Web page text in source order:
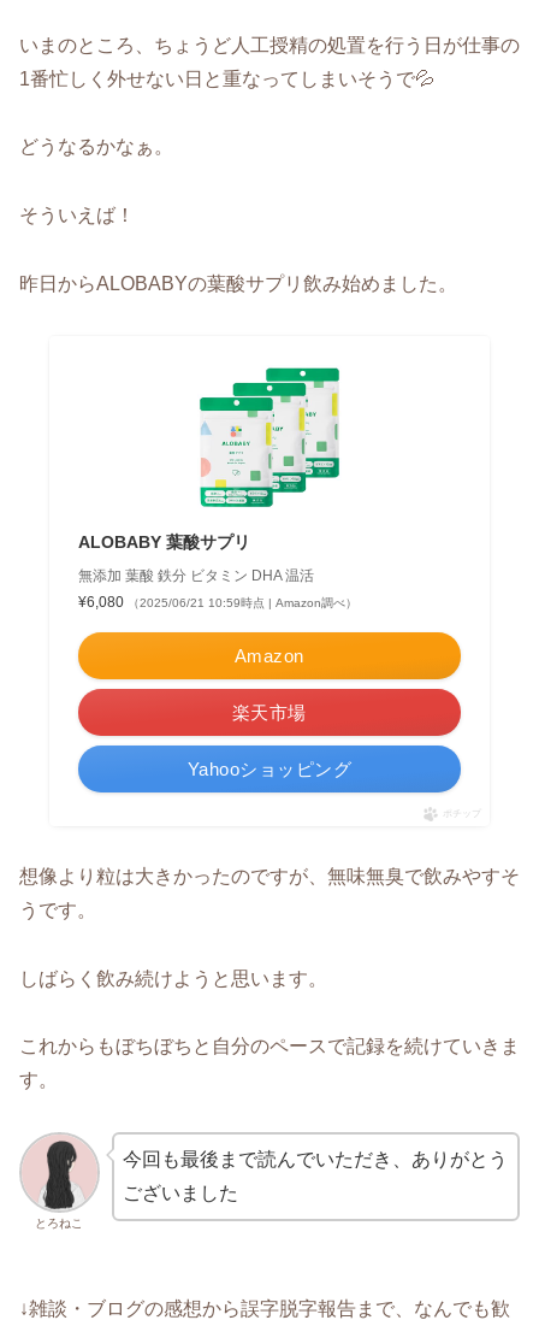
いまのところ、ちょうど人工授精の処置を行う日が仕事の
1番忙しく外せない日と重なってしまいそうで💦
どうなるかなぁ。
そういえば！
昨日からALOBABYの葉酸サプリ飲み始めました。
ALOBABY 葉酸サプリ
無添加 葉酸 鉄分 ビタミン DHA 温活
¥6,080
（2025/06/21 10:59時点 | Amazon調べ）
Amazon
楽天市場
Yahooショッピング
ポチップ
想像より粒は大きかったのですが、無味無臭で飲みやすそ
うです。
しばらく飲み続けようと思います。
これからもぼちぼちと自分のペースで記録を続けていきま
す。
とろねこ
今回も最後まで読んでいただき、ありがとう
ございました
↓雑談・ブログの感想から誤字脱字報告まで、なんでも歓